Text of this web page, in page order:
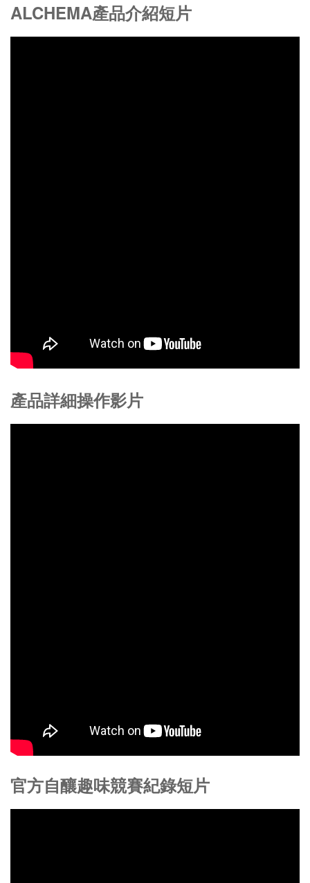
ALCHEMA產品介紹短片
產品詳細操作影片
官方自釀趣味競賽紀錄短片